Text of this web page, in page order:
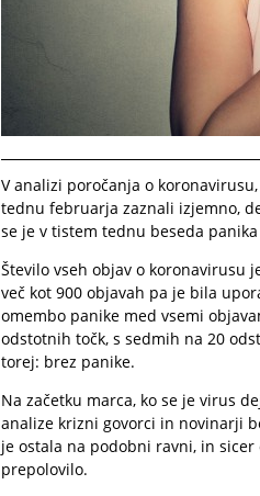
V analizi poročanja o
tednu februarja zaznali izjemno,
se je v tistem tednu beseda
Število vseh objav o koronavirusu
več kot 900 objavah pa je bila
omembo panike med vsemi
odstotnih točk, s sedmih na 20
torej: brez panike.
Na začetku marca, ko se je virus
analize krizni govorci in novinarji
je ostala na podobni ravni, in
prepolovilo.